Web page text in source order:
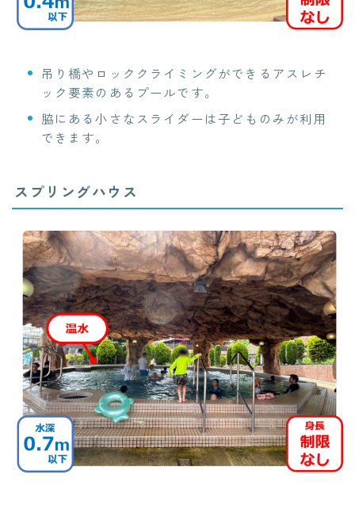
吊り橋やロッククライミングができるアスレチ
ック要素のあるプールです。
脇にある小さなスライダーは子どものみが利用
できます。
スプリングハウス